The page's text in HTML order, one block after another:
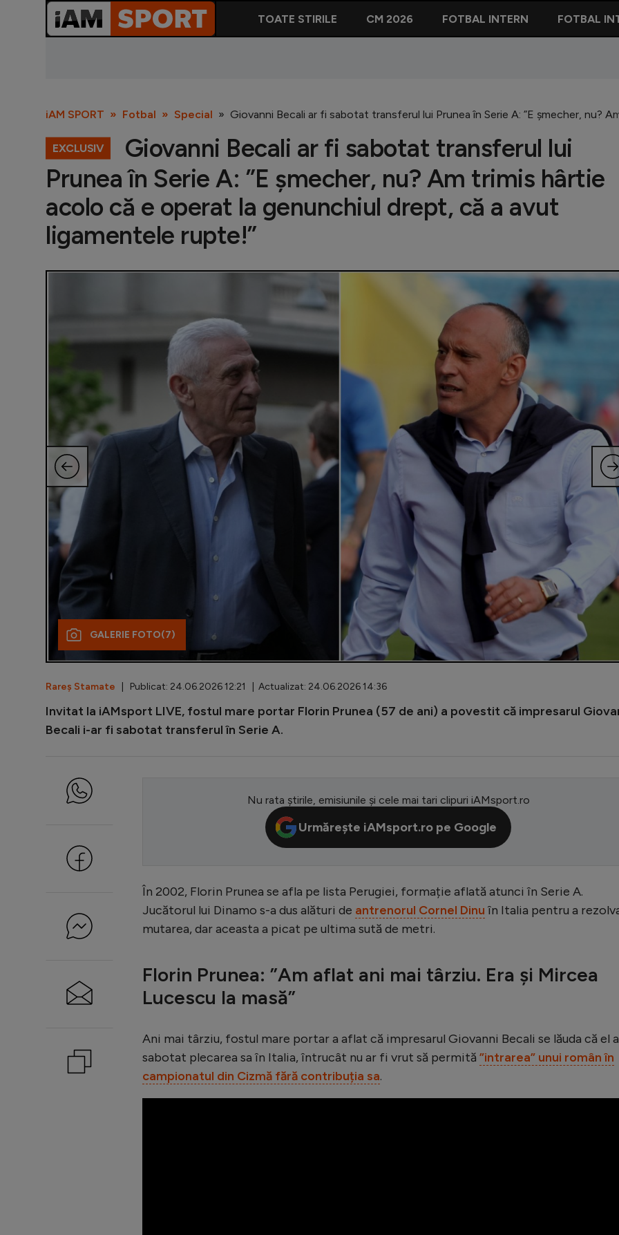
TOATE STIRILE CM 2026 FOTBAL INTERN FOTBAL
iAM SPORT Fotbal Special Giovanni Becali ar fi sabotat transferul lui Prunea în Serie A: ”E șmecher, nu?
EXCLUSIV
Giovanni Becali ar fi sabotat transferul lui
Prunea în Serie A: ”E șmecher, nu? Am trimis hârtie
acolo că e operat la genunchiul drept, că a avut
ligamentele rupte!”
GALERIE FOTO(7)
Rareș Stamate | Publicat: 24.06.2026 12:21 | Actualizat: 24.06.2026 14:36
Invitat la iAMsport LIVE, fostul mare portar Florin Prunea (57 de ani) a povestit că impresarul
Becali i-ar fi sabotat transferul în Serie A.
Nu rata știrile, emisiunile și cele mai tari clipuri iAMsport.ro
Urmărește iAMsport.ro pe Google
În 2002, Florin Prunea se afla pe lista Perugiei, formație aflată atunci în Serie A.
Jucătorul lui Dinamo s-a dus alături de antrenorul Cornel Dinu în Italia pentru a
mutarea, dar aceasta a picat pe ultima sută de metri.
Florin Prunea: ”Am aflat ani mai târziu. Era și Mircea
Lucescu la masă”
Ani mai târziu, fostul mare portar a aflat că impresarul Giovanni Becali se lăuda că el a
sabotat plecarea sa în Italia, întrucât nu ar fi vrut să permită ”intrarea” unui român în
campionatul din Cizmă fără contribuția sa.